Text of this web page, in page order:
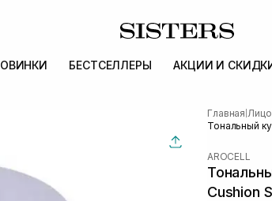
БЕСТСЕЛЛЕРЫ АКЦИИ И
Главная Лицо
Тональный
AROCELL
Cushion